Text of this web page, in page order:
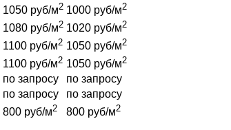
1050 руб/м2 1000 руб/м2
1080 руб/м2 1020 руб/м2
1100 руб/м2 1050 руб/м2
1100 руб/м2 1050 руб/м2
по запросу
по запросу
по запросу
по запросу
800 руб/м2 800 руб/м2